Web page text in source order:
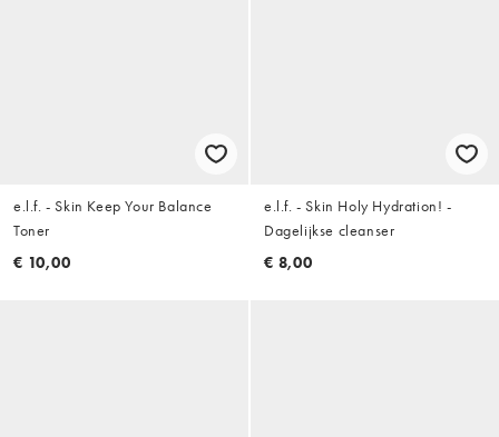
e.l.f. - Skin Keep Your Balance
Toner
€ 10,00
e.l.f. - Skin Holy Hydration! -
Dagelijkse cleanser
€ 8,00